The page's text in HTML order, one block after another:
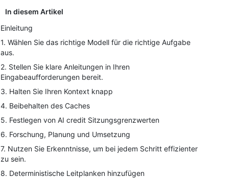
In diesem Artikel
Einleitung
1. Wählen Sie das richtige Modell für die richtige Aufgabe
aus.
2. Stellen Sie klare Anleitungen in Ihren
Eingabeaufforderungen bereit.
3. Halten Sie Ihren Kontext knapp
4. Beibehalten des Caches
5. Festlegen von AI credit Sitzungsgrenzwerten
6. Forschung, Planung und Umsetzung
7. Nutzen Sie Erkenntnisse, um bei jedem Schritt effizienter
zu sein.
8. Deterministische Leitplanken hinzufügen